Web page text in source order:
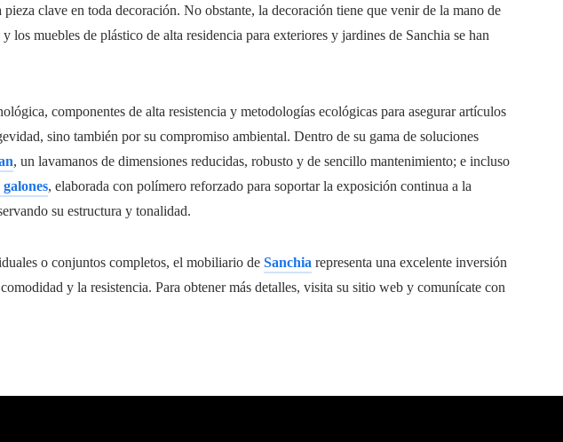
clave en toda decoración. No obstante, la decoración tiene que venir de la mano de
los muebles de plástico de alta residencia para exteriores y jardines de Sanchia se han
componentes de alta resistencia y metodologías ecológicas para asegurar artículos
sino también por su compromiso ambiental. Dentro de su gama de soluciones
, un lavamanos de dimensiones reducidas, robusto y de sencillo mantenimiento; e incluso
, elaborada con polímero reforzado para soportar la exposición continua a la
su estructura y tonalidad.
o conjuntos completos, el mobiliario de Sanchia representa una excelente inversión
y la resistencia. Para obtener más detalles, visita su sitio web y comunícate con